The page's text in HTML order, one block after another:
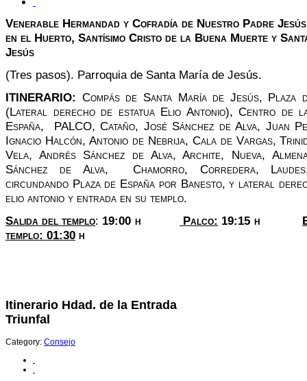
Venerable Hermandad y Cofradía de Nuestro Padre
en el Huerto, Santísimo Cristo de la Buena Muerte y
Jesús
(Tres pasos). Parroquia de Santa María de Jesús.
ITINERARIO: Compás de Santa María de Jesús, Plaza
(Lateral derecho de estatua Elio Antonio), Centro de
España, PALCO, Cataño, José Sánchez de Alva, Juan
Ignacio Halcón, Antonio de Nebrija, Cala de Vargas,
Vela, Andrés Sánchez de Alva, Archite, Nueva,
Sánchez de Alva, Chamorro, Corredera,
circundando Plaza de España por Banesto, y lateral
elio antonio y entrada en su templo.
Salida del templo: 19:00 h Palco: 19:15 h
templo: 01:30 h
Itinerario Hdad. de la Entrada
Triunfal
Category: Consejo